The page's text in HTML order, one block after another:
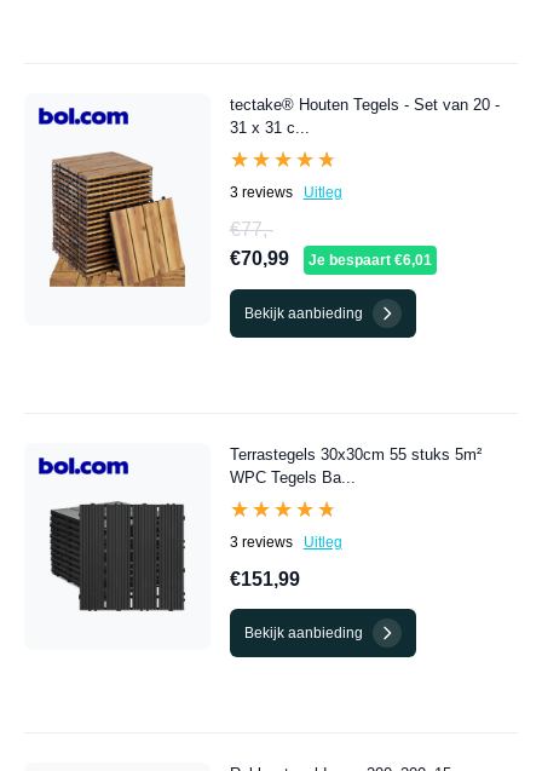
tectake® Houten Tegels - Set van 20 -
31 x 31 c...
★★★★★
★★★★★
3 reviews Uitleg
€77,-
€70,99
Je bespaart €6,01
Bekijk aanbieding
Terrastegels 30x30cm 55 stuks 5m²
WPC Tegels Ba...
★★★★★
★★★★★
3 reviews Uitleg
€151,99
Bekijk aanbieding